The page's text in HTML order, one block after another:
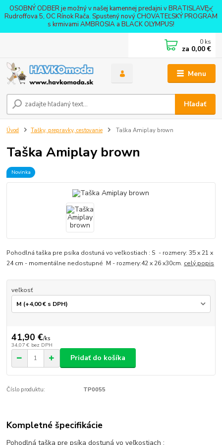
OSOBNÝ ODBER je možný v našej kamennej predajni v BRATISLAVE -
Rudroffova 5, OC Rínok Rača. Spustený nový CHOVATEĽSKÝ PROGRAM
s krmivami AMBROSIA a BLACK OLYMPUS!
Menu
Hľadať
0 ks
za 0,00 €
Úvod Tašky, prepravky, cestovanie Taška Amiplay brown
Taška Amiplay brown
Novinka
Pohodlná taška pre psíka dostuná vo veľkostiach : S - rozmery: 35 x 21 x
24 cm - momentálne nedostupné M - rozmery:42 x 26 x30cm. celý popis
veľkosť
41,90 €/ks
34,07 € bez DPH
Pridať do košíka
Číslo produktu: TP0055
Kompletné špecifikácie
Pohodlná taška pre psíka dostuná vo veľkostiach :